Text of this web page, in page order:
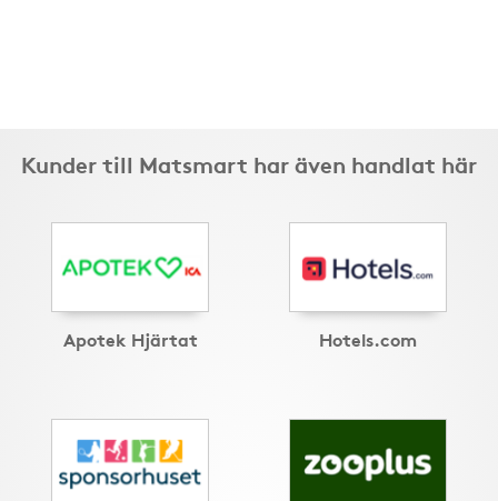
Kunder till Matsmart har även handlat här
Apotek Hjärtat Hotels.com